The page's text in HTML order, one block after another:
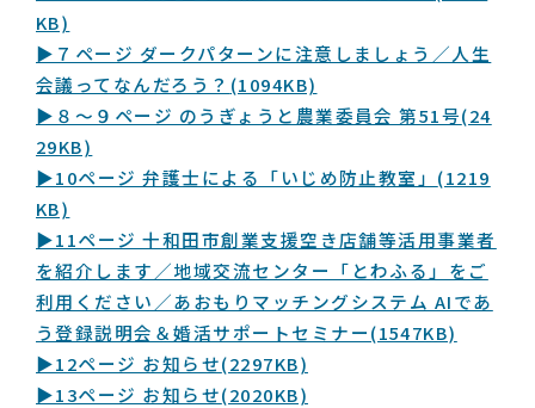
KB)
▶７ページ ダークパターンに注意しましょう／人生
会議ってなんだろう？ (1094KB)
▶８〜９ページ のうぎょうと農業委員会 第51号(24
29KB)
▶10ページ 弁護士による「いじめ防止教室」 (1219
KB)
▶11ページ 十和田市創業支援空き店舗等活用事業者
を紹介します／地域交流センター「とわふる」をご
利用ください／あおもりマッチングシステム AIであ
う登録説明会＆婚活サポートセミナー(1547KB)
▶12ページ お知らせ(2297KB)
▶13ページ お知らせ(2020KB)